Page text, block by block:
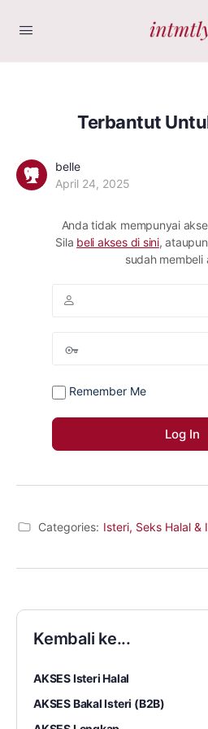
Terbantut
belle
April 24, 2025
Anda tidak mempunyai
Sila beli akses di sini,
sudah membeli
Remember Me
Categories: Isteri, Seks Halal &
Kembali ke...
AKSES Isteri Halal
AKSES Bakal Isteri (B2B)